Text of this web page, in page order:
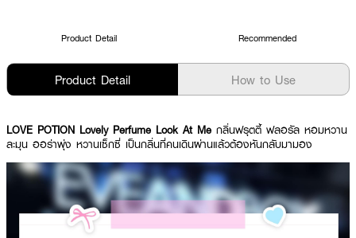
Product Detail Recommended
Product Detail How to Use
LOVE POTION Lovely Perfume Look At Me กลิ่นฟรุตตี้ ฟลอรัล หอมหวาน
ละมุน ออร่าพุ่ง หวานเซ็กซี่ เป็นกลิ่นที่คนเดินผ่านแล้วต้องหันกลับมามอง